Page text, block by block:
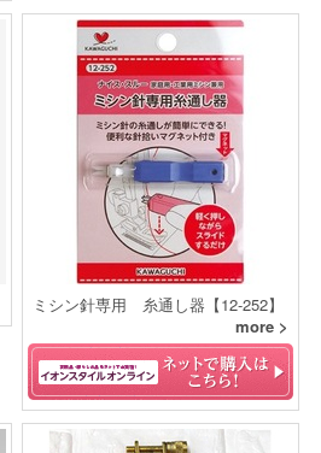
ミシン針専用 糸通し器【12-252】
more >